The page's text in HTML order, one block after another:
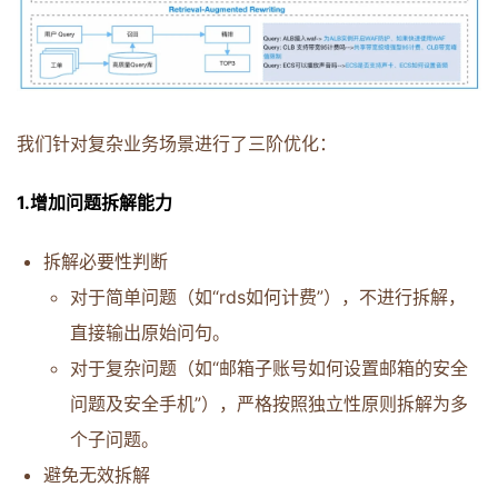
我们针对复杂业务场景进行了三阶优化：
1.增加问题拆解能力
拆解必要性判断
对于简单问题（如“rds如何计费”），不进行拆解，
直接输出原始问句。
对于复杂问题（如“邮箱子账号如何设置邮箱的安全
问题及安全手机”），严格按照独立性原则拆解为多
个子问题。
避免无效拆解